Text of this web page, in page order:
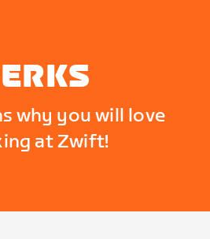
why you will love
at Zwift!